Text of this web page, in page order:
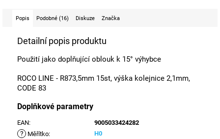
Popis Podobné (16) Diskuze Značka
Detailní popis produktu
Použití jako doplňující oblouk k 15° výhybce
ROCO LINE - R873,5mm 15st, výška kolejnice 2,1mm,
CODE 83
Doplňkové parametry
EAN: 9005033424282
? Měřítko: H0